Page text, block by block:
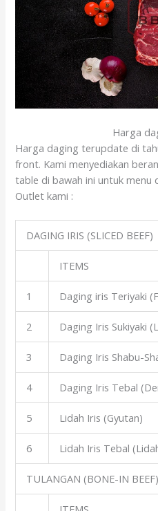
Harga
Harga daging terupdate di
front. Kami menyediakan
table di bawah ini untuk menu
Outlet kami :
DAGING IRIS (SLICED BEEF)
ITEMS
1 Daging iris Teriyaki
2 Daging Iris Sukiyaki
3 Daging Iris Shabu-
4 Daging Iris Tebal
5 Lidah Iris (Gyutan)
6 Lidah Iris Tebal
TULANGAN (BONE-IN BEEF)